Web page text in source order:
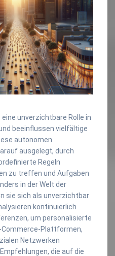
unverzichtbare Rolle in
beeinflussen vielfältige
autonomen
ausgelegt, durch
Regeln
zu treffen und Aufgaben
in der Welt der
sie sich als unverzichtbar
kontinuierlich
um personalisierte
Commerce-Plattformen,
Netzwerken
die auf die